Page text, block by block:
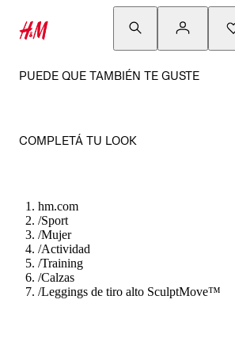
PUEDE QUE TAMBIÉN TE GUSTE
COMPLETÁ TU LOOK
hm.com
/Sport
/Mujer
/Actividad
/Training
/Calzas
/Leggings de tiro alto SculptMove™